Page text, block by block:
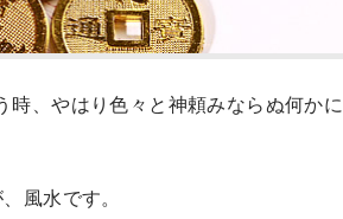
、やはり色々と神頼みならぬ何かに
風水です。